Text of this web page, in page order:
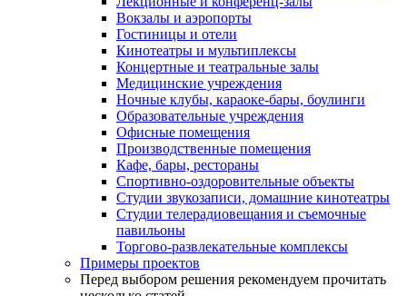
Вокзалы и аэропорты
Гостиницы и отели
Кинотеатры и мультиплексы
Концертные и театральные залы
Медицинские учреждения
Ночные клубы, караоке-бары, боулинги
Образовательные учреждения
Офисные помещения
Производственные помещения
Кафе, бары, рестораны
Спортивно-оздоровительные объекты
Студии звукозаписи, домашние кинотеатры
Студии телерадиовещания и съемочные
павильоны
Торгово-развлекательные комплексы
Примеры проектов
Перед выбором решения рекомендуем прочитать